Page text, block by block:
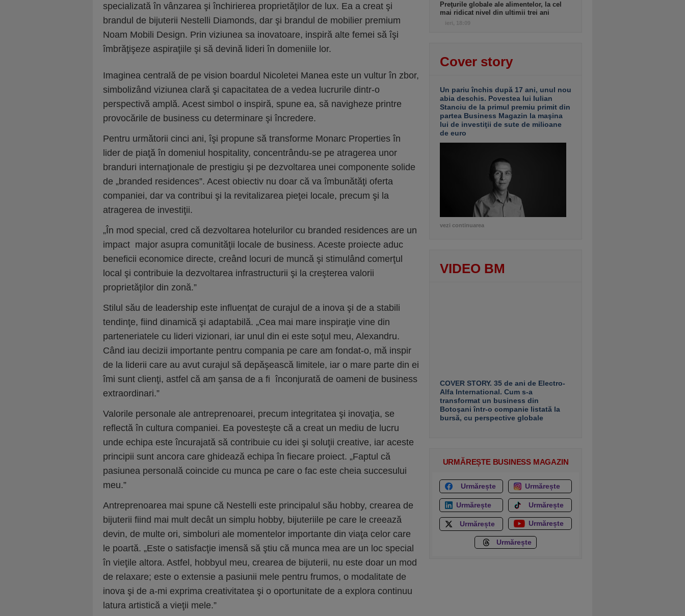
specializată în vânzarea şi închirierea proprietăţilor de lux. Ea a creat şi
brandul de bijuterii Nestelli Diamonds, dar şi brandul de mobilier premium
Noam Mobili Design. Prin viziunea sa inovatoare, inspiră alte femei să îşi
îmbrăţişeze aspiraţiile şi să devină lideri în domeniile lor.
Imaginea centrală de pe vision boardul Nicoletei Manea este un vultur în zbor,
simbolizând viziunea clară şi capacitatea de a vedea lucrurile dintr-o
perspectivă amplă. Acest simbol o inspiră, spune ea, să navigheze printre
provocările de business cu determinare şi încredere.
Pentru următorii cinci ani, îşi propune să transforme Monarc Properties în
lider de piaţă în domeniul hospitality, concentrându-se pe atragerea unor
branduri internaţionale de prestigiu şi pe dezvoltarea unei componente solide
de „branded residences”. Acest obiectiv nu doar că va îmbunătăţi oferta
companiei, dar va contribui şi la revitalizarea pieţei locale, precum şi la
atragerea de investiţii.
„În mod special, cred că dezvoltarea hotelurilor cu branded residences are un
impact major asupra comunităţii locale de business. Aceste proiecte aduc
beneficii economice directe, creând locuri de muncă şi stimulând comerţul
local şi contribuie la dezvoltarea infrastructurii şi la creşterea valorii
proprietăţilor din zonă.”
Stilul său de leadership este influenţat de curajul de a inova şi de a stabili
tendinţe, fiind dinamică şi adaptabilă. „Cea mai mare inspiraţie vine din
parteneriatele cu lideri vizionari, iar unul din ei este soţul meu, Alexandru.
Când iau decizii importante pentru compania pe care am fondat-o, mă inspir
de la liderii care au avut curajul să depăşească limitele, iar o mare parte din ei
îmi sunt clienţi, astfel că am şansa de a fi înconjurată de oameni de business
extraordinari.”
Valorile personale ale antreprenoarei, precum integritatea şi inovaţia, se
reflectă în cultura companiei. Ea povesteşte că a creat un mediu de lucru
unde echipa este încurajată să contribuie cu idei şi soluţii creative, iar aceste
principii sunt ancora care ghidează echipa în fiecare proiect. „Faptul că
pasiunea personală coincide cu munca pe care o fac este cheia succesului
meu.”
Antreprenoarea mai spune că Nestelli este principalul său hobby, crearea de
bijuterii fiind mai mult decât un simplu hobby, bijuteriile pe care le creează
devin, de multe ori, simboluri ale momentelor importante din viaţa celor care
le poartă. „Este o satisfacţie imensă să ştiu că munca mea are un loc special
în vieţile altora. Astfel, hobbyul meu, crearea de bijuterii, nu este doar un mod
de relaxare; este o extensie a pasiunii mele pentru frumos, o modalitate de
inova şi de a-mi exprima creativitatea şi o oportunitate de a explora continuu
latura artistică a vieţii mele.”
Preţurile globale ale alimentelor, la cel
mai ridicat nivel din ultimii trei ani
ieri, 18:09
Cover story
Un pariu închis după 17 ani, unul nou
abia deschis. Povestea lui Iulian
Stanciu de la primul premiu primit din
partea Business Magazin la maşina
lui de investiţii de sute de milioane
de euro
vezi continuarea
VIDEO BM
COVER STORY. 35 de ani de Electro-
Alfa International. Cum s-a
transformat un business din
Botoşani într-o companie listată la
bursă, cu perspective globale
URMĂREȘTE BUSINESS MAGAZIN
Urmărește Urmărește
Urmărește Urmărește
Urmărește Urmărește
Urmărește